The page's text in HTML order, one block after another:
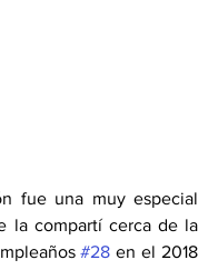
fue una muy especial
la compartí cerca de la
#28 en el 2018